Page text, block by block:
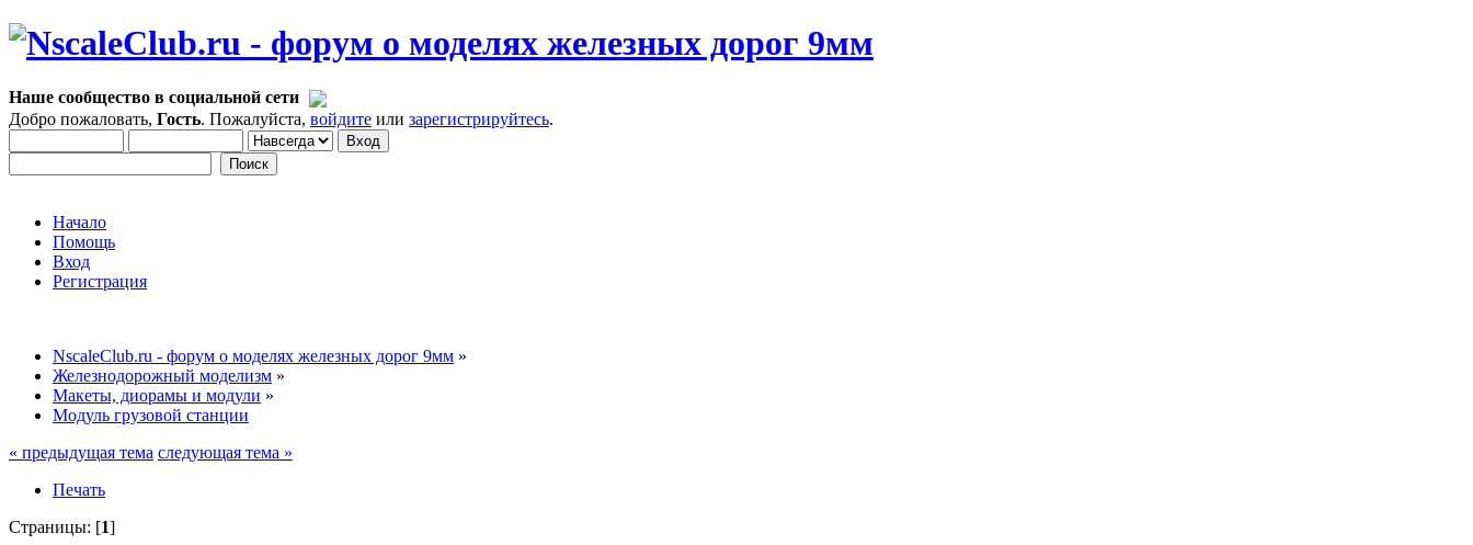
Наше сообщество в социальной сети
Добро пожаловать, Гость. Пожалуйста, войдите или зарегистрируйтесь.
Начало
Помощь
Вход
Регистрация
NscaleClub.ru - форум о моделях железных дорог 9мм »
Железнодорожный моделизм »
Макеты, диорамы и модули »
Модуль грузовой станции
« предыдущая тема следующая тема »
Печать
Страницы: [1]